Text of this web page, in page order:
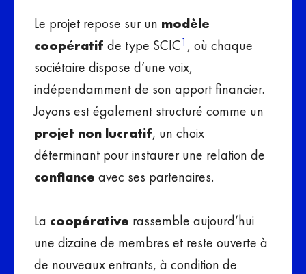
Le projet repose sur un modèle
coopératif de type SCIC1 , où chaque
sociétaire dispose d’une voix,
indépendamment de son apport financier.
Joyons est également structuré comme un
projet non lucratif, un choix
déterminant pour instaurer une relation de
confiance avec ses partenaires.
La coopérative rassemble aujourd’hui
une dizaine de membres et reste ouverte à
de nouveaux entrants, à condition de